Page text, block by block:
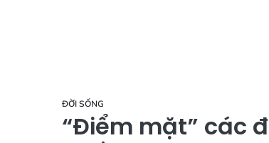
ĐỜI SỐNG
“Điểm mặt” các